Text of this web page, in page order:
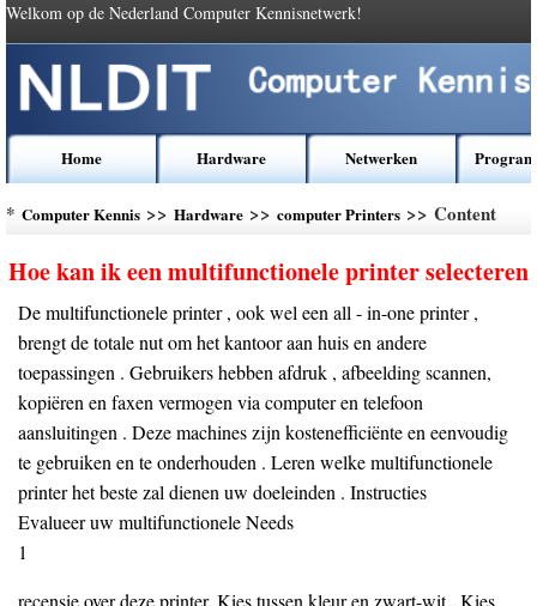
Welkom op de Nederland Computer Kennisnetwerk!
Home Hardware Netwerken
* Computer Kennis >> Hardware >> computer Printers >> Content
Hoe kan ik een multifunctionele printer selecteren
De multifunctionele printer , ook wel een all - in-one printer ,
brengt de totale nut om het kantoor aan huis en andere
toepassingen . Gebruikers hebben afdruk , afbeelding scannen,
kopiëren en faxen vermogen via computer en telefoon
aansluitingen . Deze machines zijn kostenefficiënte en eenvoudig
te gebruiken en te onderhouden . Leren welke multifunctionele
printer het beste zal dienen uw doeleinden . Instructies
Evalueer uw multifunctionele Needs
1
recensie over deze printer. Kies tussen kleur en zwart-wit . Kies